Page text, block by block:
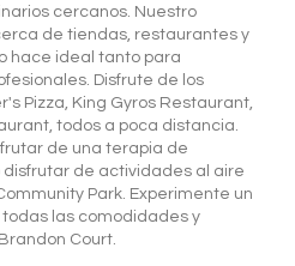
cercanos. Nuestro
de tiendas, restaurantes y
hace ideal tanto para
Disfrute de los
Pizza, King Gyros Restaurant,
todos a poca distancia.
de una terapia de
disfrutar de actividades al aire
Park. Experimente un
las comodidades y
Court.